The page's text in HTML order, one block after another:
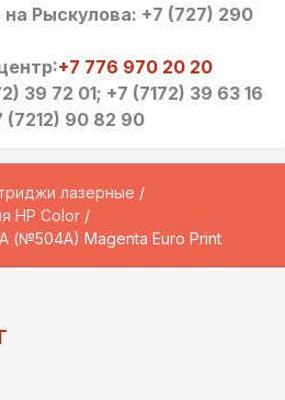
Рыскулова: +7 (727) 290
+7 776 970 20 20
39 72 01; +7 (7172) 39 63 16
(7212) 90 82 90
лазерные
HP Color
(№504A) Magenta Euro Print